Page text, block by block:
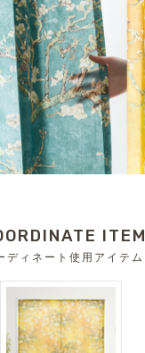
ITEM
ディネート使用アイテム